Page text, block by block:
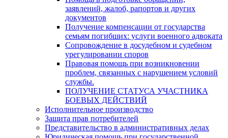
заявлений, жалоб, рапортов и других
документов
Получение компенсации от государства
семьям погибших: услуги военного адвоката
Сопровождение в досудебном и судебном
урегулировании споров
Правовая помощь при возникновении
проблем, связанных с нарушением условий
службы.
ПОЛУЧЕНИЕ СТАТУСА УЧАСТНИКА
БОЕВЫХ ДЕЙСТВИЙ
Исполнительное производство
Защита прав потребителей
Представительство в административных делах